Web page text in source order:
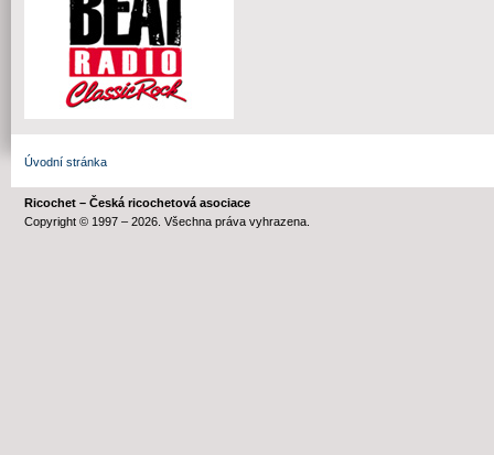
Úvodní stránka
Ricochet – Česká ricochetová asociace
Copyright © 1997 – 2026. Všechna práva vyhrazena.